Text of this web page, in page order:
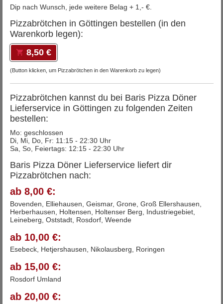
Dip nach Wunsch, jede weitere Belag + 1,- €.
Pizzabrötchen in Göttingen bestellen (in den
Warenkorb legen):
8,50 €
(Button klicken, um Pizzabrötchen in den Warenkorb zu legen)
Pizzabrötchen kannst du bei Baris Pizza Döner
Lieferservice in Göttingen zu folgenden Zeiten
bestellen:
Mo: geschlossen
Di, Mi, Do, Fr: 11:15 - 22:30 Uhr
Sa, So, Feiertags: 12:15 - 22:30 Uhr
Baris Pizza Döner Lieferservice liefert dir
Pizzabrötchen nach:
ab 8,00 €:
Bovenden, Elliehausen, Geismar, Grone, Groß Ellershausen,
Herberhausen, Holtensen, Holtenser Berg, Industriegebiet,
Leineberg, Oststadt, Rosdorf, Weende
ab 10,00 €:
Esebeck, Hetjershausen, Nikolausberg, Roringen
ab 15,00 €:
Rosdorf Umland
ab 20,00 €: